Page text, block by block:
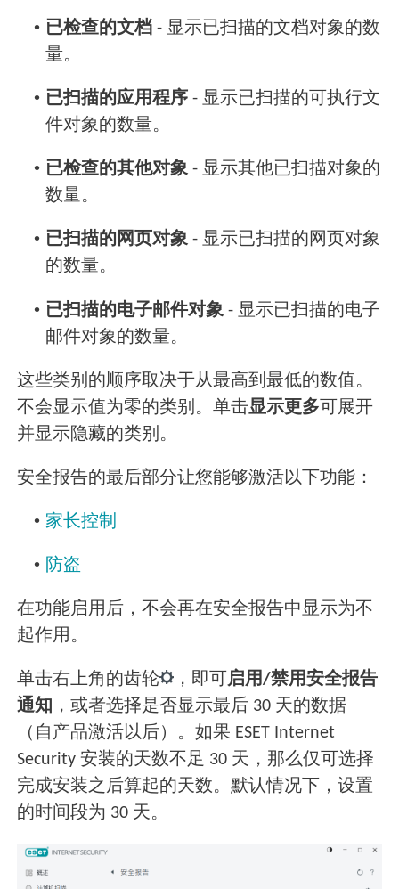
• 已检查的文档 - 显示已扫描的文档对象的数
量。
• 已扫描的应用程序 - 显示已扫描的可执行文
件对象的数量。
• 已检查的其他对象 - 显示其他已扫描对象的
数量。
• 已扫描的网页对象 - 显示已扫描的网页对象
的数量。
• 已扫描的电子邮件对象 - 显示已扫描的电子
邮件对象的数量。
这些类别的顺序取决于从最高到最低的数值。
不会显示值为零的类别。单击显示更多 可展开
并显示隐藏的类别。
安全报告的最后部分让您能够激活以下功能：
• 家长控制
• 防盗
在功能启用后，不会再在安全报告中显示为不
起作用。
单击右上角的齿轮 ，即可启用/禁用安全报告
通知 ，或者选择是否显示最后 30 天的数据
（自产品激活以后）。如果 ESET Internet
Security 安装的天数不足 30 天，那么仅可选择
完成安装之后算起的天数。默认情况下，设置
的时间段为 30 天。